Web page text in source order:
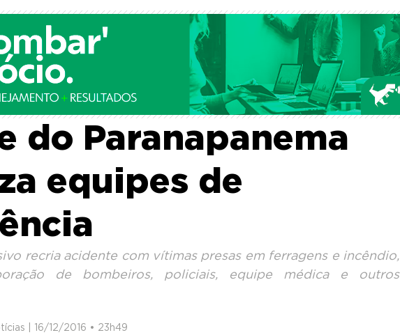
de Resgate em
do Paranapanema
equipes de
recria acidente com vítimas presas em ferragens e incêndio,
de bombeiros, policiais, equipe médica e outros
| 16/12/2016 • 23h49